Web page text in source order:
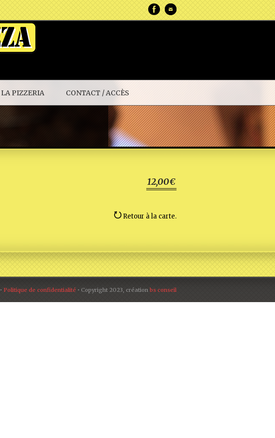
LA PIZZERIA CONTACT / ACCÈS
12,00€
Retour à la carte.
• Politique de confidentialité • Copyright 2023, création bs conseil